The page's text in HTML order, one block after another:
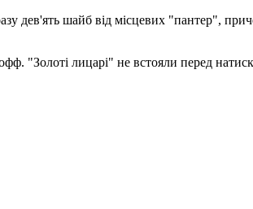
дев'ять шайб від місцевих "пантер",
"Золоті лицарі" не встояли перед